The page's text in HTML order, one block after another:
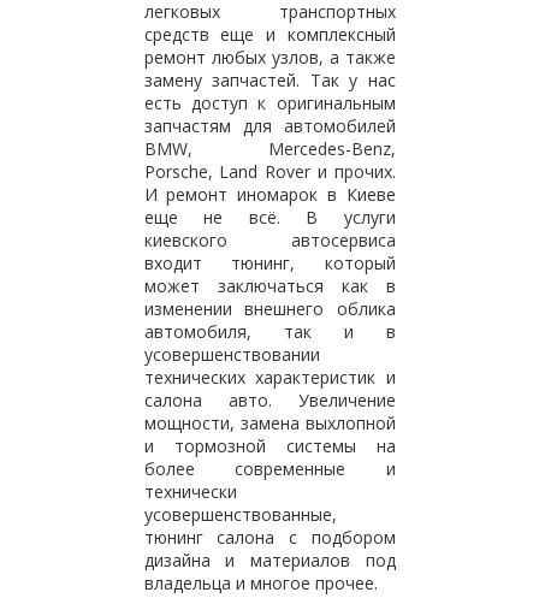
легковых транспортных
средств еще и комплексный
ремонт любых узлов, а также
замену запчастей. Так у нас
есть доступ к оригинальным
запчастям для автомобилей
BMW, Mercedes-Benz,
Porsche, Land Rover и прочих.
И ремонт иномарок в Киеве
еще не всё. В услуги
киевского автосервиса
входит тюнинг, который
может заключаться как в
изменении внешнего облика
автомобиля, так и в
усовершенствовании
технических характеристик и
салона авто. Увеличение
мощности, замена выхлопной
и тормозной системы на
более современные и
технически
усовершенствованные,
тюнинг салона с подбором
дизайна и материалов под
владельца и многое прочее.